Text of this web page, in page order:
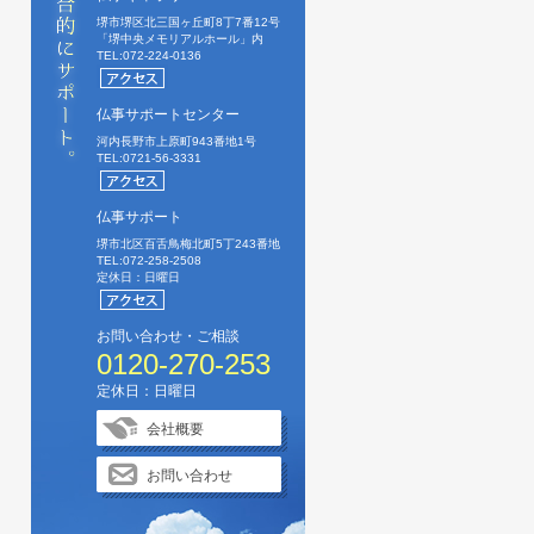
堺市堺区北三国ヶ丘町8丁7番12号
「堺中央メモリアルホール」内
TEL:072-224-0136
仏事サポートセンター
河内長野市上原町943番地1号
TEL:0721-56-3331
仏事サポート
堺市北区百舌鳥梅北町5丁243番地
TEL:072-258-2508
定休日：日曜日
お問い合わせ・ご相談
0120-270-253
定休日：日曜日
会社概要
お問い合わせ